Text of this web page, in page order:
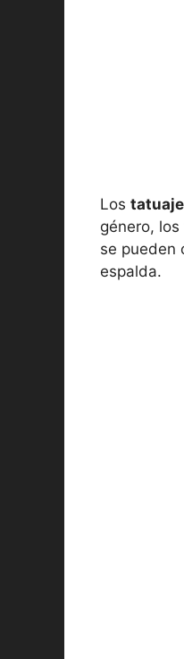
Los
género,
se pueden
espalda.